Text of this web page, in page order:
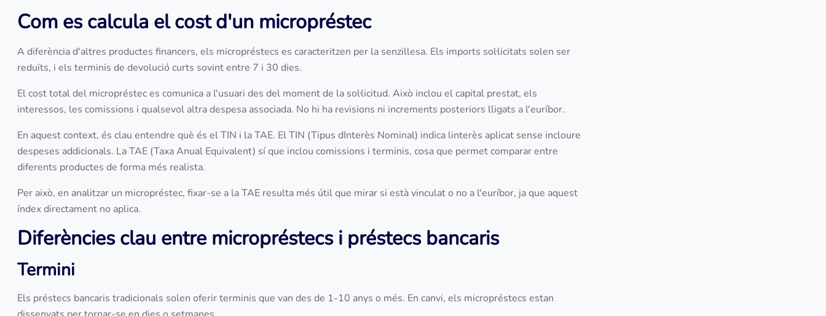
Com es calcula el cost d'un micropréstec
A diferència d'altres productes financers, els micropréstecs es caracteritzen per la senzillesa. Els imports sol·licitats solen ser
reduïts, i els terminis de devolució curts sovint entre 7 i 30 dies.
El cost total del micropréstec es comunica a l'usuari des del moment de la sol·licitud. Això inclou el capital prestat, els
interessos, les comissions i qualsevol altra despesa associada. No hi ha revisions ni increments posteriors lligats a l'euríbor.
En aquest context, és clau entendre què és el TIN i la TAE. El TIN (Tipus dInterès Nominal) indica linterès aplicat sense incloure
despeses addicionals. La TAE (Taxa Anual Equivalent) sí que inclou comissions i terminis, cosa que permet comparar entre
diferents productes de forma més realista.
Per això, en analitzar un micropréstec, fixar-se a la TAE resulta més útil que mirar si està vinculat o no a l'euríbor, ja que aquest
índex directament no aplica.
Diferències clau entre micropréstecs i préstecs bancaris
Termini
Els préstecs bancaris tradicionals solen oferir terminis que van des de 1-10 anys o més. En canvi, els micropréstecs estan